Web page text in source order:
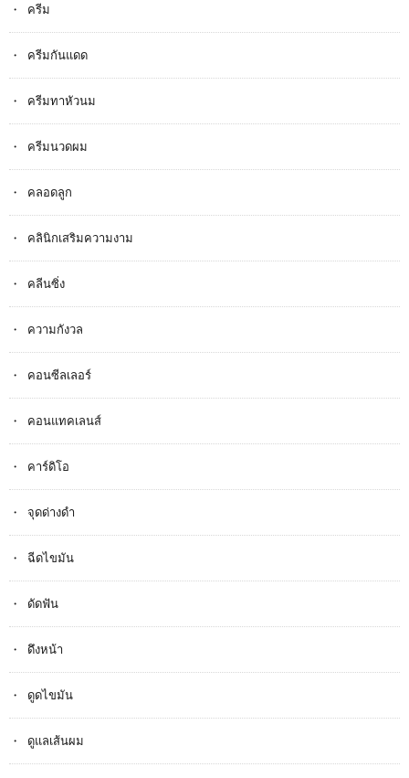
ครีม
ครีมกันแดด
ครีมทาหัวนม
ครีมนวดผม
คลอดลูก
คลินิกเสริมความงาม
คลีนซิ่ง
ความกังวล
คอนซีลเลอร์
คอนแทคเลนส์
คาร์ดิโอ
จุดด่างดำ
ฉีดไขมัน
ดัดฟัน
ดึงหน้า
ดูดไขมัน
ดูแลเส้นผม